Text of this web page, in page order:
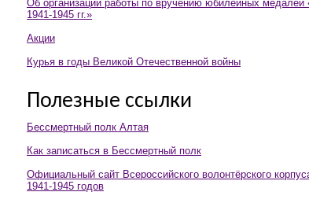
Об организации работы по вручению юбилейных
1941-1945 гг.»
Акции
Курья в годы Великой Отечественной войны
Полезные ссылки
Бессмертный полк Алтая
Как записаться в Бессмертный полк
Официальный сайт Всероссийского волонтёрского
1941-1945 годов